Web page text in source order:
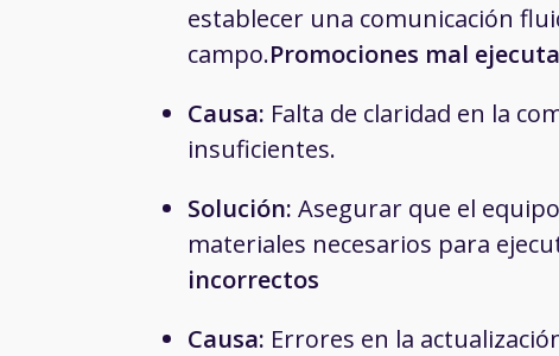
establecer una comunicación
campo.Promociones mal
Causa: Falta de claridad en la
insuficientes.
Solución: Asegurar que el
materiales necesarios para
incorrectos
Causa: Errores en la